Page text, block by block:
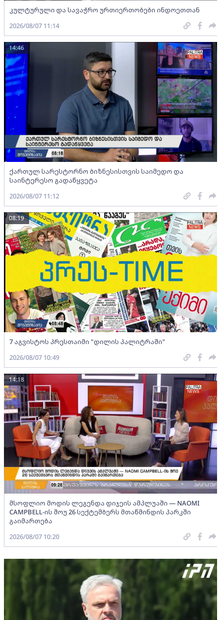
კულტურული და სავაჭრო ურთიერთობები ინდოეთთან
2026/08/07 11:14
ქართულ სარესტორნო ბიზნესისთვის საიმედო და
საინტერესო გადაწყვეტა
14:46
2026/08/07 11:12
7 აგვისტოს პრესთაიმი "დილის პალიტრაში"
08:19
2026/08/07 10:49
მსოფლიო მოდის ლეგენდა დიჯეის ამპლუაში — NAOMI
CAMPBELL-ის შოუ 26 სექტემბერს მთაწმინდის პარკში
გაიმართება
14:18
2026/08/07 10:20